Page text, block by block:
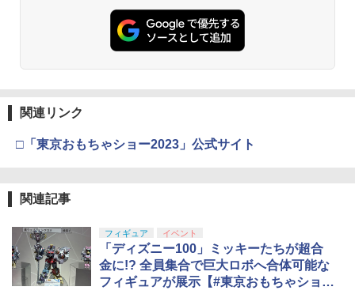
TAMASHII NATIONS S.H.フィギュアー
ツ（真骨彫製法） 仮面ライダーBLACK
RX 約150mm PVC&ABS&布製 塗装済み
4
TAMASHII NATIONS S.H.フィギュアー
5
52TOYS BLINDBOX ディズニー プリン
セス On the Run シリーズ ブラインドボ
BANDAI SPIRITS(バンダイ スピリッツ)
30MS Fate/Grand Order アルトリア・
キャスター 色分け済みプラモデル
30MS SIS-H00 セスティエ[カラーC] 色
分け済みプラモデル
5
BANDAI SPIRITS(バンダイ スピリッツ)
HGAW 機動新世紀ガンダムX ガンダムエ
アマスター 1/144スケール 色分け済みプ
ラモデル
東京マルイ(TOKYO MARUI) No.21 H&K
USP HG 18歳以上エアーHOPハンドガン
￥3,409
4
￥4,761
￥3,815
タミヤ クラフトツールシリーズ No.123
先細薄刃ニッパー (ゲートカット用) プラ
モデル用工具 74123
型用接着剤 87003
5
GSIクレオス Mr.トップコート 水性プレ
ミアムトップコートスプレー つや消し 8
8ml ホビー用仕上材 B603
￥710
関連リンク
□「東京おもちゃショー2023」公式サイト
関連記事
フィギュア イベント
「ディズニー100」ミッキーたちが超合
金に!? 全員集合で巨大ロボへ合体可能な
フィギュアが展示【#東京おもちゃショ